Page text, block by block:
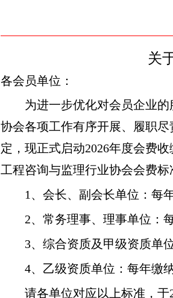
关
各会员单位：
为进一步优化对会员企业
协会各项工作有序开展、履职尽
定，现正式启动2026年度会费
工程咨询与监理行业协会会费标
1、会长、副会长单位：每
2、常务理事、理事单位：
3、综合资质及甲级资质单
4、乙级资质单位：每年缴
请各单位对应以上标准，于